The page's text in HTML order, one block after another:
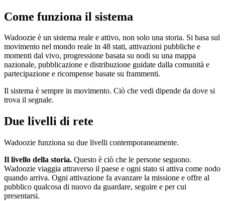
Come funziona il sistema
Wadoozie è un sistema reale e attivo, non solo una storia. Si basa sul
movimento nel mondo reale in 48 stati, attivazioni pubbliche e
momenti dal vivo, progressione basata su nodi su una mappa
nazionale, pubblicazione e distribuzione guidate dalla comunità e
partecipazione e ricompense basate su frammenti.
Il sistema è sempre in movimento. Ciò che vedi dipende da dove si
trova il segnale.
Due livelli di rete
Wadoozie funziona su due livelli contemporaneamente.
Il livello della storia. Questo è ciò che le persone seguono.
Wadoozie viaggia attraverso il paese e ogni stato si attiva come nodo
quando arriva. Ogni attivazione fa avanzare la missione e offre al
pubblico qualcosa di nuovo da guardare, seguire e per cui
presentarsi.